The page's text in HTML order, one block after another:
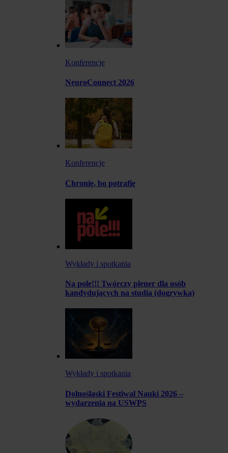
Konferencje
NeuroConnect 2026
Konferencje
Chronię, bo potrafię
Wykłady i spotkania
Na pole!!! Twórczy plener dla osób
kandydujących na studia (dogrywka)
Wykłady i spotkania
Dolnośląski Festiwal Nauki 2026 –
wydarzenia na USWPS